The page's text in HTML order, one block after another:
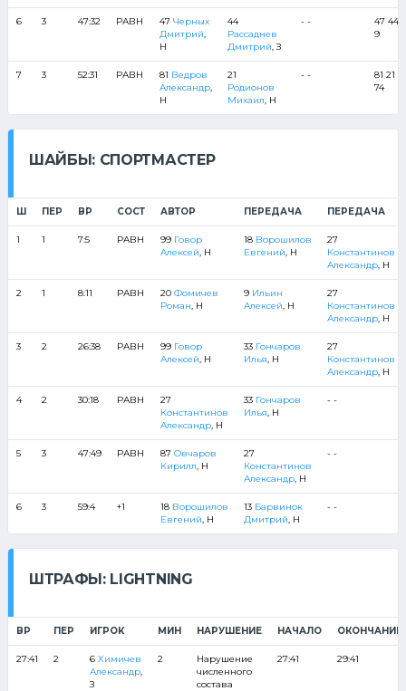
6 3 47:32 РАВН 47 Черных
Дмитрий,
Н
44
Рассаднев
Дмитрий, З
- -
47 44
9
7 3 52:31 РАВН 81 Ведров
Александр,
Н
21
Родионов
Михаил, Н
- -
81 21
74
ШАЙБЫ: СПОРТМАСТЕР
Ш ПЕР ВР СОСТ АВТОР ПЕРЕДАЧА ПЕРЕДАЧА
1 1 7:5 РАВН 99 Говор
Алексей, Н
18 Ворошилов
Евгений, Н
27
Константинов
Александр, Н
2 1 8:11 РАВН 20 Фомичев
Роман, Н
9 Ильин
Алексей, Н
27
Константинов
Александр, Н
3 2 26:38 РАВН 99 Говор
Алексей, Н
33 Гончаров
Илья, Н
27
Константинов
Александр, Н
4 2 30:18 РАВН
27
Константинов
Александр, Н
33 Гончаров
Илья, Н
- -
5 3 47:49 РАВН 87 Овчаров
Кирилл, Н
27
Константинов
Александр, Н
- -
6 3 59:4 +1 18 Ворошилов
Евгений, Н
13 Барвинок
Дмитрий, Н
- -
ШТРАФЫ: LIGHTNING
ВР ПЕР ИГРОК МИН НАРУШЕНИЕ НАЧАЛО ОКОНЧАНИЕ
27:41 2 6 Химичев
Александр,
З
2
Нарушение
численного
состава
27:41 29:41